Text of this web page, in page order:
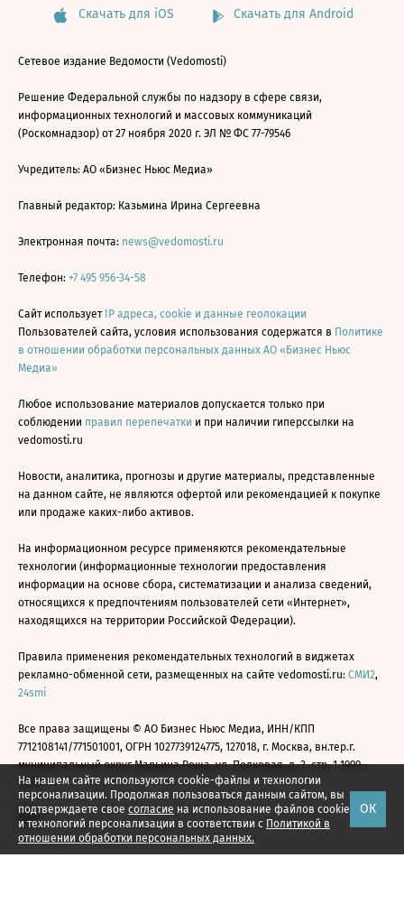
На нашем сайте используются cookie-файлы и технологии
персонализации. Продолжая пользоваться данным сайтом, вы
подтверждаете свое согласие на использование файлов cookie
и технологий персонализации в соответствии с Политикой в
отношении обработки персональных данных.
ОК
Скачать для iOS Скачать для Android
Сетевое издание Ведомости (Vedomosti)
Решение Федеральной службы по надзору в сфере связи,
информационных технологий и массовых коммуникаций
(Роскомнадзор) от 27 ноября 2020 г. ЭЛ № ФС 77-79546
Учредитель: АО «Бизнес Ньюс Медиа»
Главный редактор: Казьмина Ирина Сергеевна
Электронная почта: news@vedomosti.ru
Телефон: +7 495 956-34-58
Сайт использует IP адреса, cookie и данные геолокации
Пользователей сайта, условия использования содержатся в Политике
в отношении обработки персональных данных АО «Бизнес Ньюс
Медиа»
Любое использование материалов допускается только при
соблюдении правил перепечатки и при наличии гиперссылки на
vedomosti.ru
Новости, аналитика, прогнозы и другие материалы, представленные
на данном сайте, не являются офертой или рекомендацией к покупке
или продаже каких-либо активов.
На информационном ресурсе применяются рекомендательные
технологии (информационные технологии предоставления
информации на основе сбора, систематизации и анализа сведений,
относящихся к предпочтениям пользователей сети «Интернет»,
находящихся на территории Российской Федерации).
Правила применения рекомендательных технологий в виджетах
рекламно-обменной сети, размещенных на сайте vedomosti.ru: СМИ2,
24smi
Все права защищены © АО Бизнес Ньюс Медиа, ИНН/КПП
7712108141/771501001, ОГРН 1027739124775, 127018, г. Москва, вн.тер.г.
муниципальный округ Марьина Роща, ул. Полковая, д. 3, стр. 1 1999—
2026